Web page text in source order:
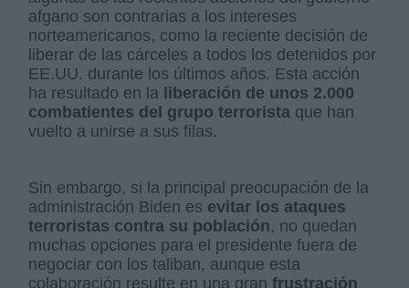
afgano son contrarias a los intereses
norteamericanos, como la reciente decisión de
liberar de las cárceles a todos los detenidos por
EE.UU. durante los últimos años. Esta acción
ha resultado en la liberación de unos 2.000
combatientes del grupo terrorista que han
vuelto a unirse a sus filas.
Sin embargo, si la principal preocupación de la
administración Biden es evitar los ataques
terroristas contra su población, no quedan
muchas opciones para el presidente fuera de
negociar con los taliban, aunque esta
colaboración resulte en una granfrustración